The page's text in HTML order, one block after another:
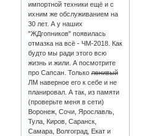
импортной техники ещё и с
ихним же обслуживанием на
30 лет. А у наших
"ЖДгопников" появилась
отмазка на всё - ЧМ-2018. Как
будто мы ради этого всю
жизнь и жили. А посмотрите
про Сапсан. Тольколенивый
ЛМ наверное его к себе и не
планировал. А так, из памяти
(проверьте меня в сети)
Воронеж, Сочи, Ярославль,
Тула, Киров, Саранск,
Самара, Волгоград, Екат и